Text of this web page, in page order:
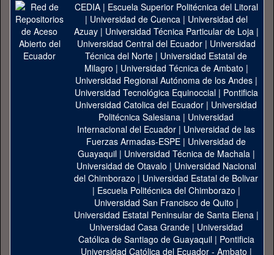
CEDIA| Escuela Superior Politécnica del Litoral
| Universidad de Cuenca| Universidad del
Azuay| Universidad Técnica Particular de Loja|
Universidad Central del Ecuador| Universidad
Técnica del Norte | Universidad Estatal de
Milagro | Universidad Técnica de Ambato |
Universidad Regional Autónoma de los Andes|
Universidad Tecnológica Equinoccial| Pontificia
Universidad Catolica del Ecuador | Universidad
Politécnica Salesiana | Universidad
Internacional del Ecuador | Universidad de las
Fuerzas Armadas-ESPE | Universidad de
Guayaquil| Universidad Técnica de Machala|
Universidad de Otavalo | Universidad Nacional
del Chimborazo | Universidad Estatal de Bolivar
| Escuela Politécnica del Chimborazo |
Universidad San Francisco de Quito |
Universidad Estatal Peninsular de Santa Elena|
Universidad Casa Grande | Universidad
Católica de Santiago de Guayaquil| Pontificia
Universidad Católica del Ecuador - Ambato |